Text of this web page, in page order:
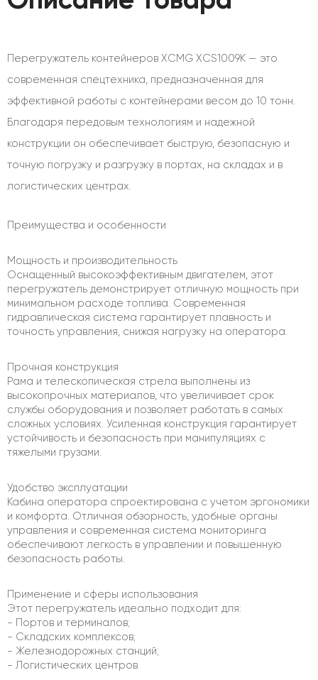
Перегружатель контейнеров XCMG XCS1009K — это
современная спецтехника, предназначенная для
эффективной работы с контейнерами весом до 10 тонн.
Благодаря передовым технологиям и надежной
конструкции он обеспечивает быструю, безопасную и
точную погрузку и разгрузку в портах, на складах и в
логистических центрах.
Преимущества и особенности
Мощность и производительность
Оснащенный высокоэффективным двигателем, этот
перегружатель демонстрирует отличную мощность при
минимальном расходе топлива. Современная
гидравлическая система гарантирует плавность и
точность управления, снижая нагрузку на оператора.
Прочная конструкция
Рама и телескопическая стрела выполнены из
высокопрочных материалов, что увеличивает срок
службы оборудования и позволяет работать в самых
сложных условиях. Усиленная конструкция гарантирует
устойчивость и безопасность при манипуляциях с
тяжелыми грузами.
Удобство эксплуатации
Кабина оператора спроектирована с учетом эргономики
и комфорта. Отличная обзорность, удобные органы
управления и современная система мониторинга
обеспечивают легкость в управлении и повышенную
безопасность работы.
Применение и сферы использования
Этот перегружатель идеально подходит для:
- Портов и терминалов;
- Складских комплексов;
- Железнодорожных станций;
- Логистических центров.